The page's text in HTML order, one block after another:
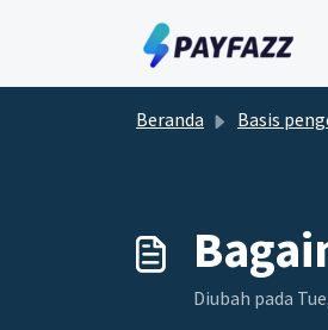
Beranda Basis
Diubah pada